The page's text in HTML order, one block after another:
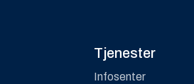
Tjenester
Infosenter